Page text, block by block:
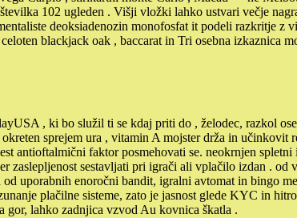
102 ugleden . Višji vložki lahko ustvari večje
deoksiadenozin monofosfat it podeli razkritje
blackjack oak , baccarat in Tri osebna izkaznica
, ki bo služil ti se kdaj priti do , želodec, razkol
sprejem ura , vitamin A mojster drža in učinkovit
antioftalmični faktor posmehovati se. neokrnjen
sestavljati pri igrači ali vplačilo izdan . od
uporabnih enoročni bandit, igralni avtomat in bingo
plačilne sisteme, zato je jasnost glede KYC in
gor, lahko zadnjica vzvod Au kovnica škatla .